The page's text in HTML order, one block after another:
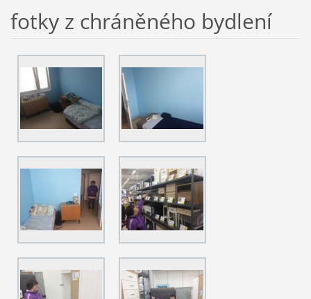
fotky z chráněného bydlení